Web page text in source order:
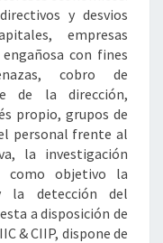
y desvios
empresas
con fines
cobro de
de la dirección,
propio, grupos de
personal frente al
la investigación
como objetivo la
la detección del
a disposición de
& CIIP, dispone de